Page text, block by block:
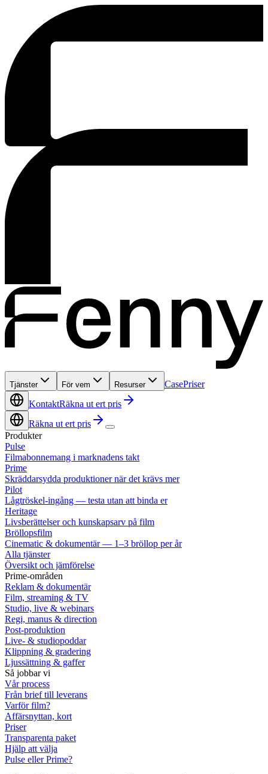
Tjänster För vem Resurser CasePriser
KontaktRäkna ut ert pris
Räkna ut ert pris
Produkter
Pulse
Filmabonnemang i marknadens takt
Prime
Skräddarsydda produktioner när det krävs mer
Pilot
Lågtröskel-ingång — testa utan att binda er
Heritage
Livsberättelser och kunskapsarv på film
Bröllopsfilm
Cinematic & dokumentär — 1–3 bröllop per år
Alla tjänster
Översikt och jämförelse
Prime-områden
Reklam & dokumentär
Film, streaming & TV
Studio, live & webinars
Regi, manus & direction
Post-produktion
Live- & studiopoddar
Klippning & gradering
Ljussättning & gaffer
Så jobbar vi
Vår process
Från brief till leverans
Varför film?
Affärsnyttan, kort
Priser
Transparenta paket
Hjälp att välja
Pulse eller Prime?